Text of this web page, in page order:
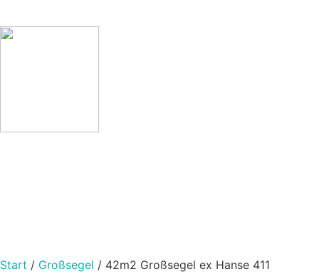
Start / Großsegel / 42m2 Großsegel ex Hanse 411